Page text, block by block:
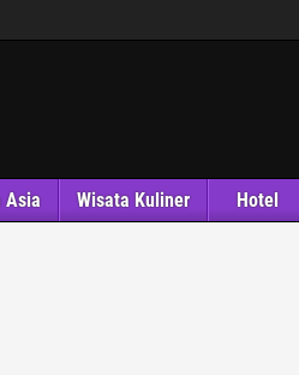
Asia Wisata Kuliner Hotel